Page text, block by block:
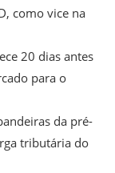
como vice na
20 dias antes
para o
da pré-
tributária do